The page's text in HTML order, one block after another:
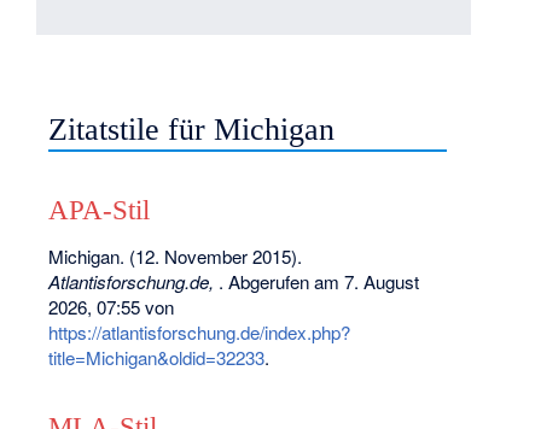
Zitatstile für Michigan
APA-Stil
Michigan. (12. November 2015).
Atlantisforschung.de, . Abgerufen am 7. August
2026, 07:55 von
https://atlantisforschung.de/index.php?
title=Michigan&oldid=32233.